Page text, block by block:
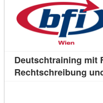
Deutschtraining mit
Rechtschreibung